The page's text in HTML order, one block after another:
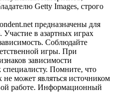
Getty Images, строго
предназначены для
в азартных играх
Соблюдайте
игры. При
зависимости
специалисту. Помните, что
не может являться источником
работе. Информационный